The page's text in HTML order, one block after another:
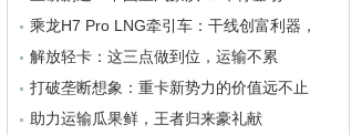
乘龙H7 Pro LNG牵引车：干线创富利器，
解放轻卡：这三点做到位，运输不累
打破垄断想象：重卡新势力的价值远不止
助力运输瓜果鲜，王者归来豪礼献